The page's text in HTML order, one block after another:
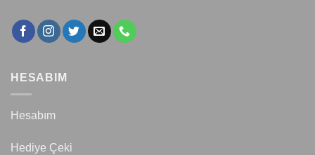
HESABIM
Hesabım
Hediye Çeki